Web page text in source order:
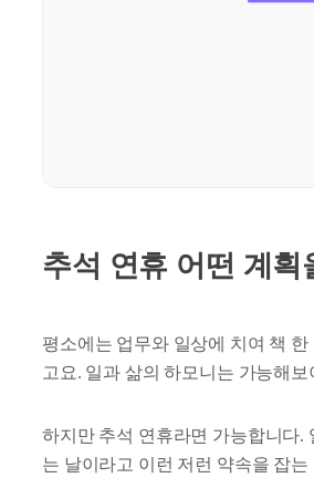
추석 연휴 어떤 계획
평소에는 업무와 일상에 치여 책
고요. 일과 삶의 하모니는 가능해
하지만 추석 연휴라면 가능합니다.
는 날이라고 이런 저런 약속을 잡